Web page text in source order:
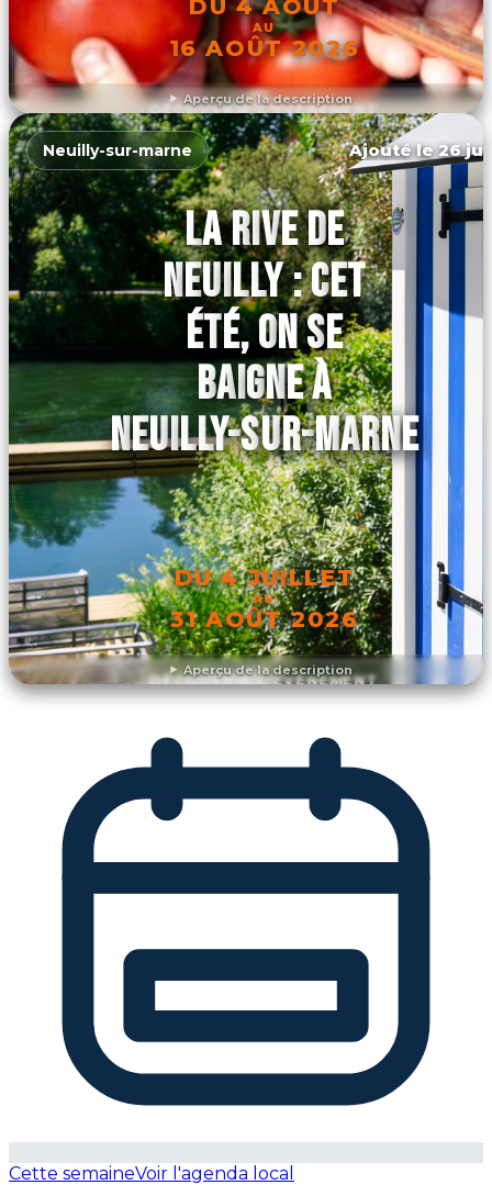
Aperçu de la description
DU 4 AOÛT
AU
16 AOÛT 2026
DÉCOUVRIR L'ÉVÉNEMENT
Aperçu de la description
Neuilly-sur-marne Ajouté le 26
LA RIVE DE
NEUILLY : CET
ÉTÉ, ON SE
BAIGNE À
NEUILLY-SUR-MARNE
DU 4 JUILLET
AU
31 AOÛT 2026
DÉCOUVRIR L'ÉVÉNEMENT
Cette semaineVoir l'agenda local